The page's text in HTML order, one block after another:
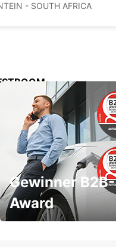
- SOUTH AFRICA
- SOUTH AFRICA
Gewinner B2B-
Award